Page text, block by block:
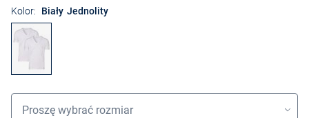
Kolor: Biały Jednolity
Wybór rozmiaru
Proszę wybrać rozmiar